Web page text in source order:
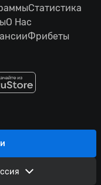
Статистика
О Нас
Фрибеты